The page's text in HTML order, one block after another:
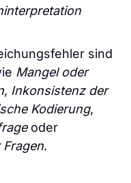
sind
Mangel oder
, Inkonsistenz der
Kodierung,
oder
.